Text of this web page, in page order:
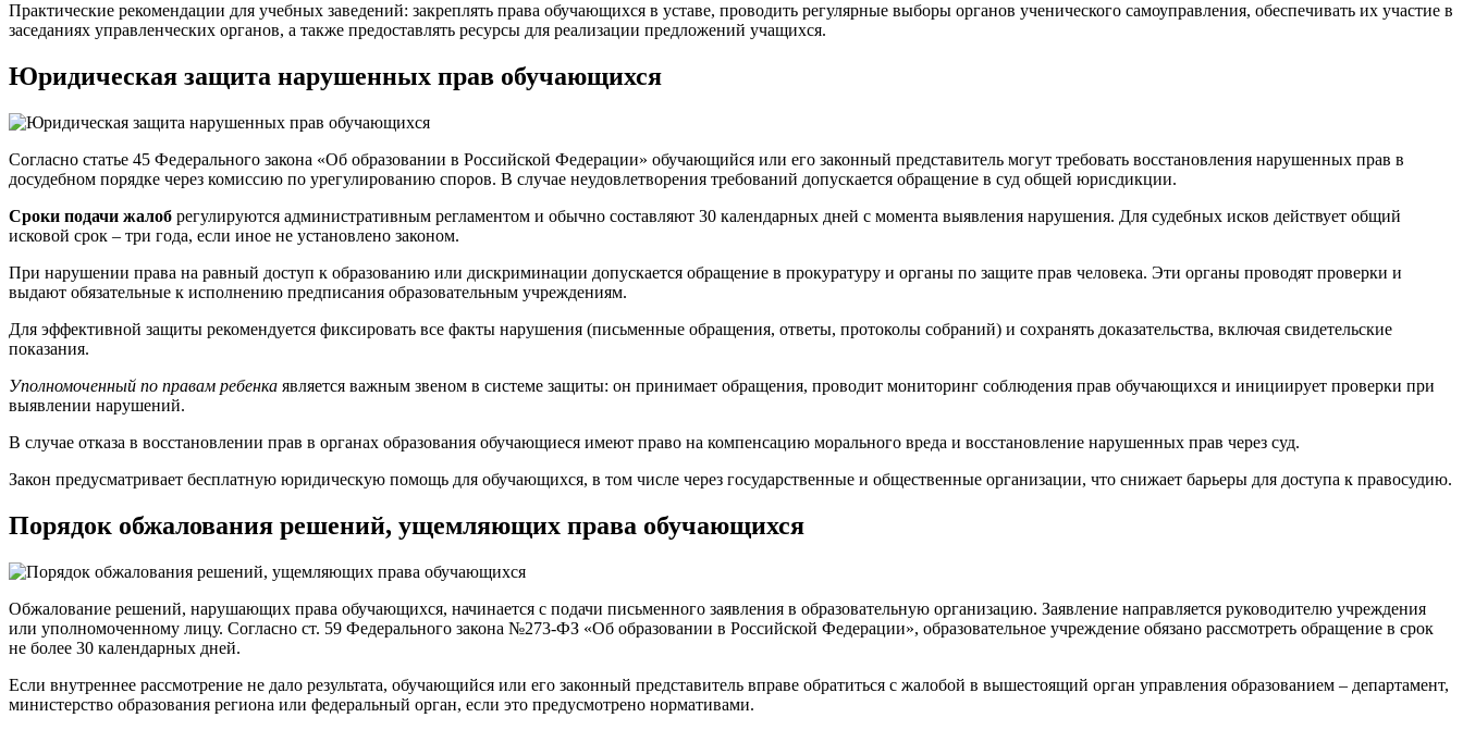
Практические рекомендации для учебных заведений: закреплять права обучающихся в уставе, проводить регулярные выборы органов ученического самоуправления, обеспечивать их участие в
заседаниях управленческих органов, а также предоставлять ресурсы для реализации предложений учащихся.
Юридическая защита нарушенных прав обучающихся
Согласно статье 45 Федерального закона «Об образовании в Российской Федерации» обучающийся или его законный представитель могут требовать восстановления нарушенных прав в
досудебном порядке через комиссию по урегулированию споров. В случае неудовлетворения требований допускается обращение в суд общей юрисдикции.
Сроки подачи жалоб регулируются административным регламентом и обычно составляют 30 календарных дней с момента выявления нарушения. Для судебных исков действует общий
исковой срок – три года, если иное не установлено законом.
При нарушении права на равный доступ к образованию или дискриминации допускается обращение в прокуратуру и органы по защите прав человека. Эти органы проводят проверки и
выдают обязательные к исполнению предписания образовательным учреждениям.
Для эффективной защиты рекомендуется фиксировать все факты нарушения (письменные обращения, ответы, протоколы собраний) и сохранять доказательства, включая свидетельские
показания.
Уполномоченный по правам ребенка является важным звеном в системе защиты: он принимает обращения, проводит мониторинг соблюдения прав обучающихся и инициирует проверки при
выявлении нарушений.
В случае отказа в восстановлении прав в органах образования обучающиеся имеют право на компенсацию морального вреда и восстановление нарушенных прав через суд.
Закон предусматривает бесплатную юридическую помощь для обучающихся, в том числе через государственные и общественные организации, что снижает барьеры для доступа к правосудию.
Порядок обжалования решений, ущемляющих права обучающихся
Обжалование решений, нарушающих права обучающихся, начинается с подачи письменного заявления в образовательную организацию. Заявление направляется руководителю учреждения
или уполномоченному лицу. Согласно ст. 59 Федерального закона №273-ФЗ «Об образовании в Российской Федерации», образовательное учреждение обязано рассмотреть обращение в срок
не более 30 календарных дней.
Если внутреннее рассмотрение не дало результата, обучающийся или его законный представитель вправе обратиться с жалобой в вышестоящий орган управления образованием – департамент,
министерство образования региона или федеральный орган, если это предусмотрено нормативами.